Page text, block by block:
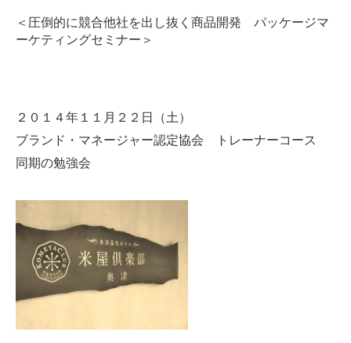
＜圧倒的に競合他社を出し抜く商品開発 パッケージマ
ーケティングセミナー ＞
２０１４年１１月２２日（土）
ブランド・マネージャー認定協会 トレーナーコース
同期の勉強会